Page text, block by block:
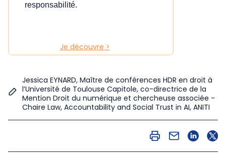
responsabilité.
Je découvre >
Jessica EYNARD, Maître de conférences HDR en droit à
l’Université de Toulouse Capitole, co-directrice de la
Mention Droit du numérique et chercheuse associée -
Chaire Law, Accountability and Social Trust in AI, ANITI